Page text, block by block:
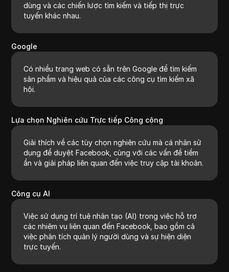
dùng và các chiến lược tìm kiếm và tiếp thị trực
tuyến khác nhau.
Google
Có nhiều trang web có sẵn trên Google để tìm kiếm
sản phẩm và hiệu quả của các công cụ tìm kiếm xã
hội.
Lựa chọn Nghiên cứu Trực tiếp Công cộng
Giải thích về các tùy chọn nghiên cứu mà cá nhân sử
dụng để duyệt Facebook, cùng với các vấn đề tiềm
ẩn và giải pháp liên quan đến việc truy cập tài khoản.
Công cụ AI
Việc sử dụng trí tuệ nhân tạo (AI) trong việc hỗ trợ
các nhiệm vụ liên quan đến Facebook, bao gồm cả
việc phân tích quản lý người dùng và sự hiện diện
trực tuyến.